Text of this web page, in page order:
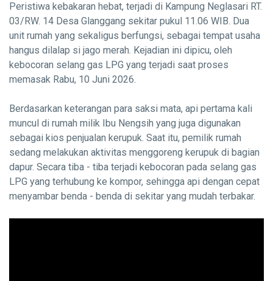
Peristiwa kebakaran hebat, terjadi di Kampung Neglasari RT.
03/RW. 14 Desa Glanggang sekitar pukul 11.06 WIB. Dua
unit rumah yang sekaligus berfungsi, sebagai tempat usaha
hangus dilalap si jago merah. Kejadian ini dipicu, oleh
kebocoran selang gas LPG yang terjadi saat proses
memasak Rabu, 10 Juni 2026.
Berdasarkan keterangan para saksi mata, api pertama kali
muncul di rumah milik Ibu Nengsih yang juga digunakan
sebagai kios penjualan kerupuk. Saat itu, pemilik rumah
sedang melakukan aktivitas menggoreng kerupuk di bagian
dapur. Secara tiba - tiba terjadi kebocoran pada selang gas
LPG yang terhubung ke kompor, sehingga api dengan cepat
menyambar benda - benda di sekitar yang mudah terbakar.